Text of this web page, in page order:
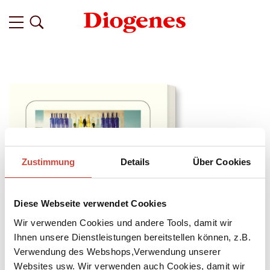
Zustimmung Details Über Cookies
Diese Webseite verwendet Cookies
Wir verwenden Cookies und andere Tools, damit wir
Ihnen unsere Dienstleistungen bereitstellen können, z.B.
Verwendung des Webshops,Verwendung unserer
Websites usw. Wir verwenden auch Cookies, damit wir